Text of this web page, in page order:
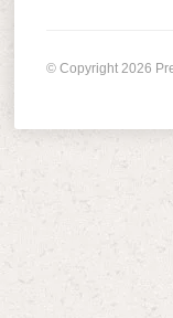
© Copyright 2026